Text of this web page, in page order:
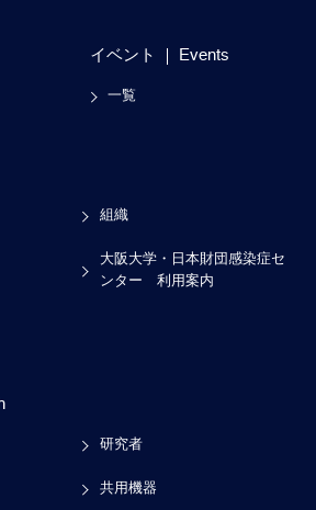
イベント Events
一覧
組織
大阪大学・日本財団感染症セ
ンター 利用案内
研究者
共用機器